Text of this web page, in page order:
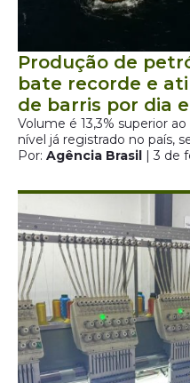
Produção de
bate recorde e
de barris por dia
Volume é 13,3% superior
nível já registrado no país,
Por: Agência Brasil | 3 de